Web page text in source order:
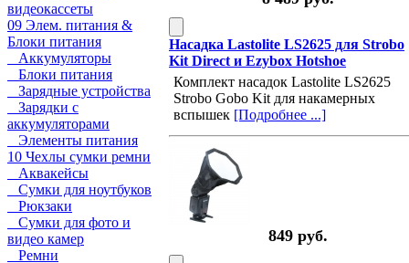
видеокассеты
09 Элем. питания &
Блоки питания
Аккумуляторы
Блоки питания
Зарядные устройства
Зарядки с
аккумуляторами
Элементы питания
10 Чехлы сумки ремни
Аквакейсы
Сумки для ноутбуков
Рюкзаки
Сумки для фото и
видео камер
Ремни
Насадка Lastolite LS2625 для Strobo
Kit Direct и Ezybox Hotshое
Комплект насадок Lastolite LS2625
Strobo Gobo Kit для накамерных
вспышек [Подробнее ...]
849 руб.